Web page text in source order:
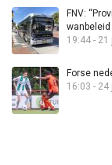
FNV:
wanbeleid
19:44 - 21
Forse
16:03 - 24